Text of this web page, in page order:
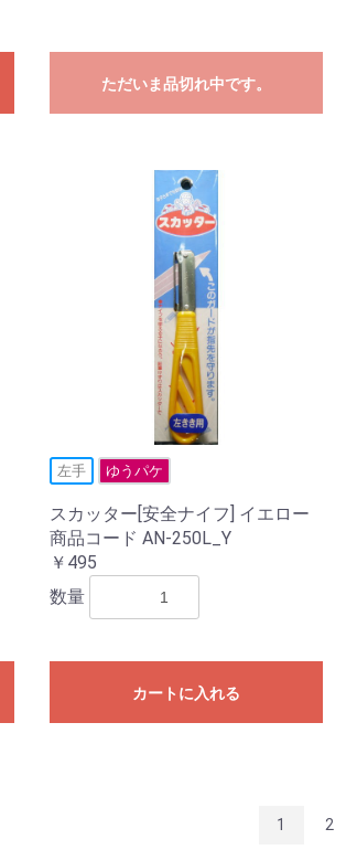
ただいま品切れ中です。
左手 ゆうパケ
スカッター[安全ナイフ] イエロー
商品コード AN-250L_Y
￥495
数量
カートに入れる
1 2